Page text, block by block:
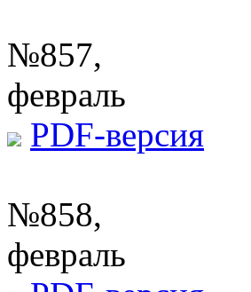
№857,
февраль
PDF-версия
№858,
февраль